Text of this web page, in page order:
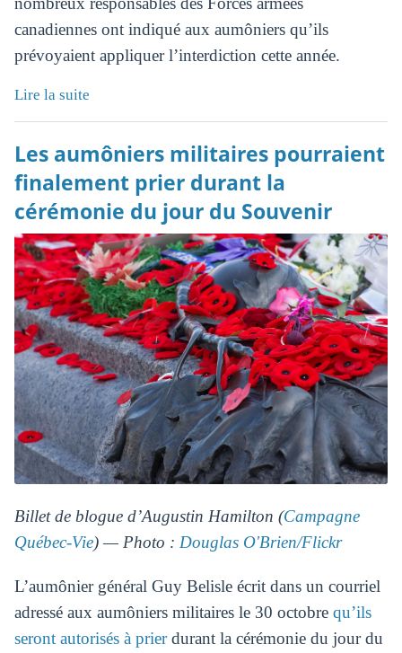
canadiennes ont indiqué aux aumôniers qu’ils
prévoyaient appliquer l’interdiction cette année.
Lire la suite
Les aumôniers militaires pourraient
finalement prier durant la
cérémonie du jour du Souvenir
Billet de blogue d’Augustin Hamilton (Campagne
Québec-Vie) — Photo : Douglas O'Brien/Flickr
L’aumônier général Guy Belisle écrit dans un courriel
adressé aux aumôniers militaires le 30 octobre qu’ils
seront autorisés à prierdurant la cérémonie du jour du